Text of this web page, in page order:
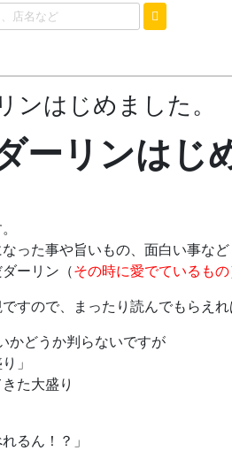
ンはじめました。
ーリンはじ
った事や旨いもの、面白い事など
ーリン（その時に愛でているもの
すので、まったり読んでもらえれ
かどうか判らないですが
」
た大盛り
るん！？」